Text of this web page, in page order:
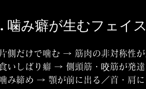
噛み癖が生むフェイ
片側だけで噛む → 筋肉の非対称性が
いしばり癖 → 側頭筋・咬筋が発達
み締め → 顎が前に出る／首・肩に